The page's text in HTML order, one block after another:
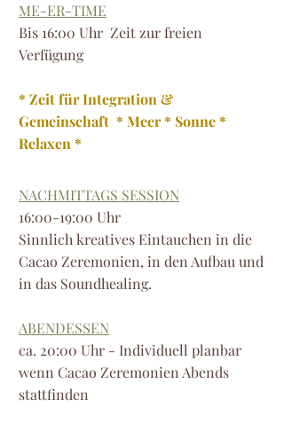
ME-ER-TIME
Bis 16:00 Uhr Zeit zur freien
Verfügung
* Zeit für Integration &
Gemeinschaft * Meer * Sonne *
Relaxen *
NACHMITTAGS SESSION
16:00-19:00 Uhr
Sinnlich kreatives Eintauchen in die
Cacao Zeremonien, in den Aufbau und
in das Soundhealing.
ABENDESSEN
ca. 20:00 Uhr - Individuell planbar
wenn Cacao Zeremonien Abends
stattfinden